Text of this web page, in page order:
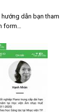
dẫn bạn tham
form…